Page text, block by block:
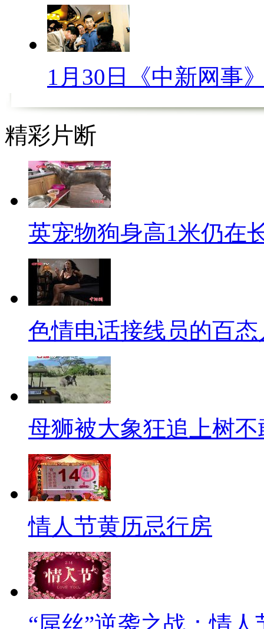
“屌丝”逆袭之战：情人节送
【口播】熬过了春节回家被
接下来的情人节又是个难关。
14号名正言顺的过节了。只不
难过的只有你，有伴的小伙伴
温，玫瑰都那么贵了吗？这个
何送礼吗？单身的、有伴儿的
【解说】
今年2月14日，中国传统的元
喜上加喜的好日子却让不少人
家陪父母吃汤圆？当亲情爱情
不妨把另一半带回家，陪妈妈
哼哼，要我说啊，年轻人就
戏，人家女孩子不清楚？饭钱
心你也可以省了！
好吧，说到这传统情人节礼
如：“温暖牌围巾”表示我永远
是最受人们欢迎的情人节礼物
送“相册”象征着永远珍藏你和
子。
这些礼物都是传统的情人节
可挑剔的，可年年这么送也不
礼物清单。
1月30日《中新网事
精彩片断
英宠物狗身高1米仍在
色情电话接线员的百态
母狮被大象狂追上树
情人节黄历忌行房